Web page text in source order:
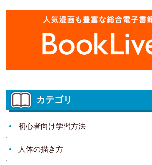
カテゴリ
初心者向け学習方法
人体の描き方